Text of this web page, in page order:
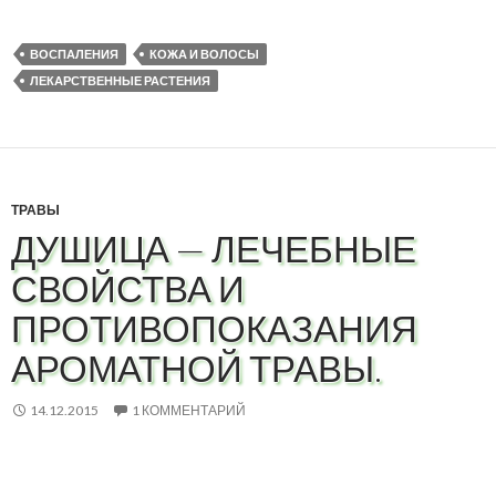
ВОСПАЛЕНИЯ
КОЖА И ВОЛОСЫ
ЛЕКАРСТВЕННЫЕ РАСТЕНИЯ
ТРАВЫ
ДУШИЦА — ЛЕЧЕБНЫЕ
СВОЙСТВА И
ПРОТИВОПОКАЗАНИЯ
АРОМАТНОЙ ТРАВЫ.
14.12.2015 1 КОММЕНТАРИЙ